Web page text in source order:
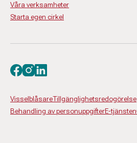
Våra verksamheter
Starta egen cirkel
VisselblåsareTillgänglighetsredogörelse
Behandling av personuppgifterE-tjänsten
Besök oss på facebook
Besök oss på instagram
Besök oss på linkedin